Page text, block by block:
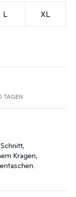
L XL
TAGEN
Kragen,